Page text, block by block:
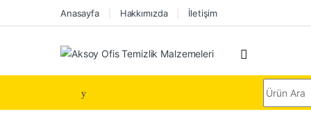
Skip to navigation
Skip to contentAnasayfa Hakkımızda İletişim